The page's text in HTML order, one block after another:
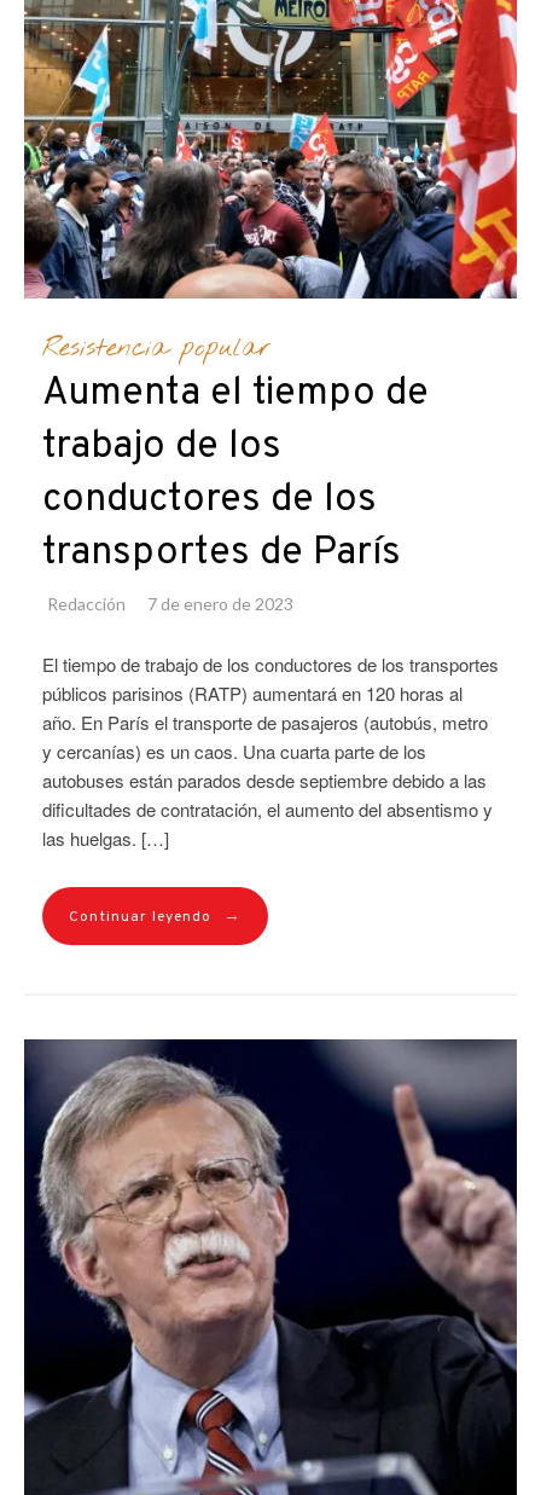
Resistencia popular
Aumenta el tiempo de
trabajo de los
conductores de los
transportes de París
Redacción 7 de enero de 2023
El tiempo de trabajo de los conductores de los transportes
públicos parisinos (RATP) aumentará en 120 horas al
año. En París el transporte de pasajeros (autobús, metro
y cercanías) es un caos. Una cuarta parte de los
autobuses están parados desde septiembre debido a las
dificultades de contratación, el aumento del absentismo y
las huelgas. […]
Continuar leyendo →